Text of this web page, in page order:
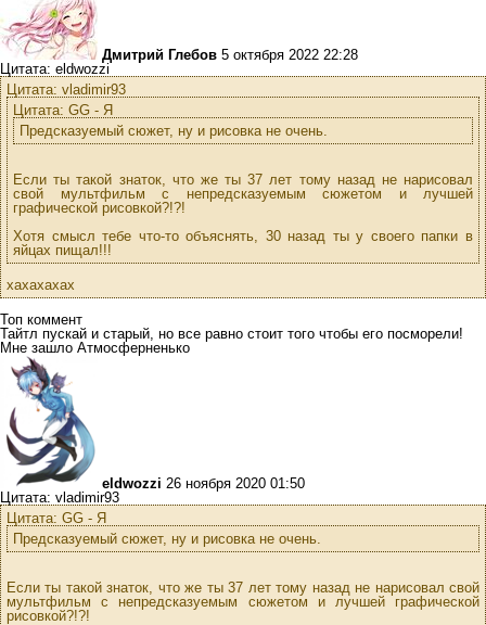
Дмитрий Глебов 5 октября 2022 22:28
Цитата: eldwozzi
Цитата: vladimir93
Цитата: GG - Я
Предсказуемый сюжет, ну и рисовка не очень.
Если ты такой знаток, что же ты 37 лет тому назад не нарисовал
свой мультфильм с непредсказуемым сюжетом и лучшей
графической рисовкой?!?!
Хотя смысл тебе что-то объяснять, 30 назад ты у своего папки в
яйцах пищал!!!
хахахахах
Топ коммент
Тайтл пускай и старый, но все равно стоит того чтобы его посморели!
Мне зашло Атмосферненько
eldwozzi 26 ноября 2020 01:50
Цитата: vladimir93
Цитата: GG - Я
Предсказуемый сюжет, ну и рисовка не очень.
Если ты такой знаток, что же ты 37 лет тому назад не нарисовал свой
мультфильм с непредсказуемым сюжетом и лучшей графической
рисовкой?!?!